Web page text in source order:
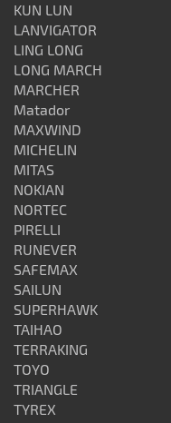
KUN LUN
LANVIGATOR
LING LONG
LONG MARCH
MARCHER
Matador
MAXWIND
MICHELIN
MITAS
NOKIAN
NORTEC
PIRELLI
RUNEVER
SAFEMAX
SAILUN
SUPERHAWK
TAIHAO
TERRAKING
TOYO
TRIANGLE
TYREX